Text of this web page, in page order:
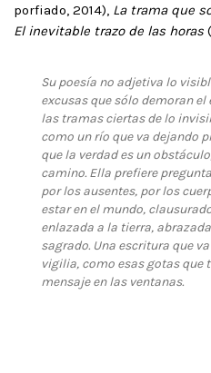
porfiado, 2014), La trama que
El inevitable trazo de las horas
Su poesía no adjetiva lo
excusas que sólo demoran
las tramas ciertas de lo
como un río que va dejando
que la verdad es un
camino. Ella prefiere
por los ausentes, por los
estar en el mundo,
enlazada a la tierra,
sagrado. Una escritura que
vigilia, como esas gotas que
mensaje en las ventanas.